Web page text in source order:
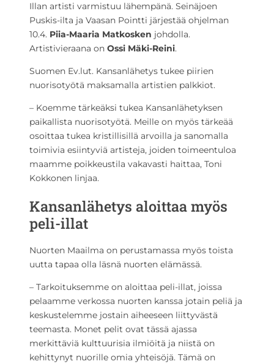
Illan artisti varmistuu lähempänä. Seinäjoen
Puskis-ilta ja Vaasan Pointti järjestää ohjelman
10.4. Piia-Maaria Matkosken johdolla.
Artistivieraana on Ossi Mäki-Reini.
Suomen Ev.lut. Kansanlähetys tukee piirien
nuorisotyötä maksamalla artistien palkkiot.
– Koemme tärkeäksi tukea Kansanlähetyksen
paikallista nuorisotyötä. Meille on myös tärkeää
osoittaa tukea kristillisillä arvoilla ja sanomalla
toimivia esiintyviä artisteja, joiden toimeentuloa
maamme poikkeustila vakavasti haittaa, Toni
Kokkonen linjaa.
Kansanlähetys aloittaa myös
peli-illat
Nuorten Maailma on perustamassa myös toista
uutta tapaa olla läsnä nuorten elämässä.
– Tarkoituksemme on aloittaa peli-illat, joissa
pelaamme verkossa nuorten kanssa jotain peliä ja
keskustelemme jostain aiheeseen liittyvästä
teemasta. Monet pelit ovat tässä ajassa
merkittäviä kulttuurisia ilmiöitä ja niistä on
kehittynyt nuorille omia yhteisöjä. Tämä on